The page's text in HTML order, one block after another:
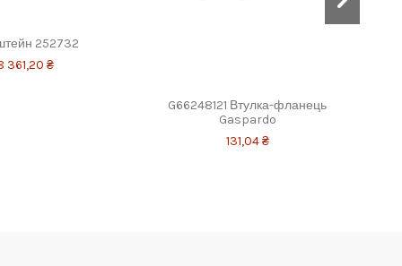
252732
361,20 ₴
G66248121 Втулка-фланець
Gaspardo
131,04 ₴